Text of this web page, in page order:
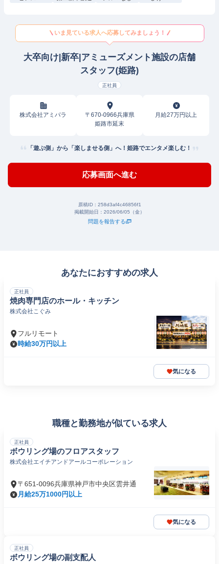
いま見ている求人へ応募してみましょう！
大卒向け|新卒|アミューズメント施設の店舗
スタッフ(姫路)
正社員
株式会社アミパラ
〒670-0966兵庫県
姫路市延末
月給27万円以上
「遊ぶ側」から「楽しませる側」へ！姫路でエンタメ楽しむ！
応募画面へ進む
原稿ID： 258d3af4c46856f1
掲載開始日： 2026/06/05（金）
問題を報告する
あなたにおすすめの求人
正社員
焼肉専門店のホール・キッチン
株式会社こぐみ
フルリモート
時給30万円以上
気になる
職種と勤務地が似ている求人
正社員
ボウリング場のフロアスタッフ
株式会社エイチアンドアールコーポレーション
〒651-0096兵庫県神戸市中央区雲井通
月給25万1000円以上
気になる
正社員
ボウリング場の副支配人